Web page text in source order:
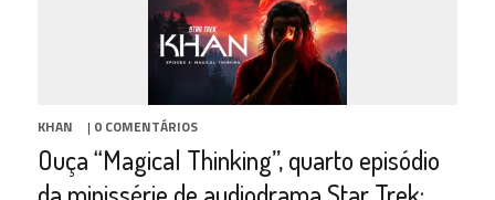
KHAN | 0 COMENTÁRIOS
Ouça “Magical Thinking”, quarto episódio